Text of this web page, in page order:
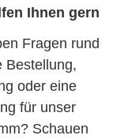
Ihnen gern
Fragen rund
Bestellung,
oder eine
für unser
Schauen